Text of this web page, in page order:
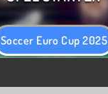
Soccer Euro Cup 2025